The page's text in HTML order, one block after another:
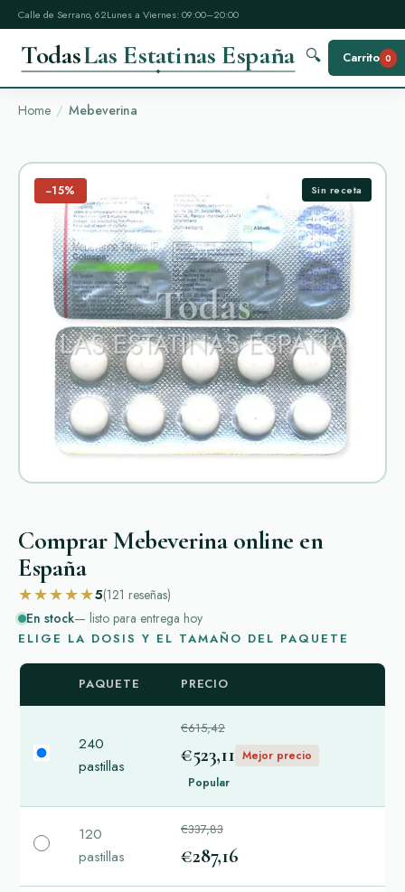
Calle de Serrano, 62Lunes a Viernes: 09:00–20:00
TodasLas Estatinas España 🔍 Carrito 0
Home Mebeverina
−15% Sin receta
Comprar Mebeverina online en
España
★★★★★5(121 reseñas)
En stock— listo para entrega hoy
ELIGE LA DOSIS Y EL TAMAÑO DEL PAQUETE
PAQUETE PRECIO
240
pastillas
€615,42
€523,11 Mejor precio
Popular
120
pastillas
€337,83
€287,16